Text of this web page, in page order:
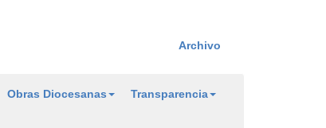
Archivo
Obras Diocesanas Transparencia